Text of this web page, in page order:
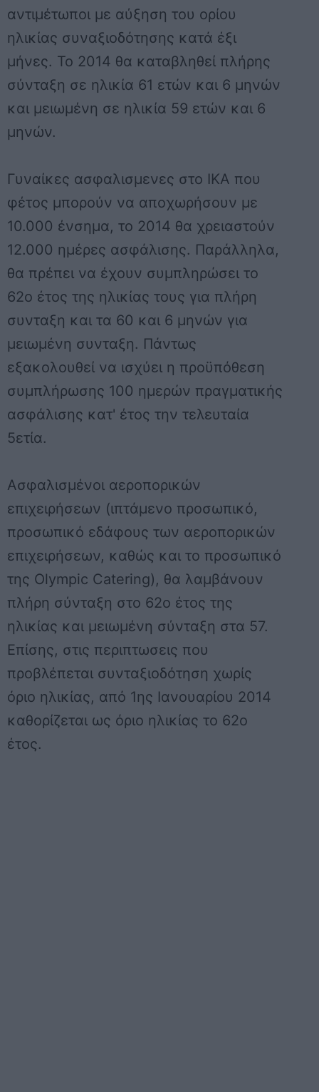
αντιμέτωποι με αύξηση του ορίου
ηλικίας συναξιοδότησης κατά έξι
μήνες. Το 2014 θα καταβληθεί πλήρης
σύνταξη σε ηλικία 61 ετών και 6 μηνών
και μειωμένη σε ηλικία 59 ετών και 6
μηνών.
Γυναίκες ασφαλισμενες στο ΙΚΑ που
φέτος μπορούν να αποχωρήσουν με
10.000 ένσημα, το 2014 θα χρειαστούν
12.000 ημέρες ασφάλισης. Παράλληλα,
θα πρέπει να έχουν συμπληρώσει το
62ο έτος της ηλικίας τους για πλήρη
συνταξη και τα 60 και 6 μηνών για
μειωμένη συνταξη. Πάντως
εξακολουθεί να ισχύει η προϋπόθεση
συμπλήρωσης 100 ημερών πραγματικής
ασφάλισης κατ' έτος την τελευταία
5ετία.
Ασφαλισμένοι αεροπορικών
επιχειρήσεων (ιπτάμενο προσωπικό,
προσωπικό εδάφους των αεροπορικών
επιχειρήσεων, καθώς και το προσωπικό
της Olympic Catering), θα λαμβάνουν
πλήρη σύνταξη στο 62ο έτος της
ηλικίας και μειωμένη σύνταξη στα 57.
Επίσης, στις περιπτωσεις που
προβλέπεται συνταξιοδότηση χωρίς
όριο ηλικίας, από 1ης Ιανουαρίου 2014
καθορίζεται ως όριο ηλικίας το 62ο
έτος.